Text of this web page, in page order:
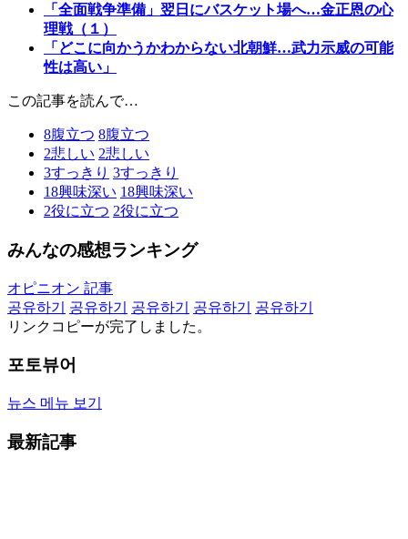
「全面戦争準備」翌日にバスケット場へ…金正恩の心
理戦（１）
「どこに向かうかわからない北朝鮮…武力示威の可能
性は高い」
この記事を読んで…
8腹立つ 8腹立つ
2悲しい 2悲しい
3すっきり 3すっきり
18興味深い 18興味深い
2役に立つ 2役に立つ
みんなの感想ランキング
オピニオン 記事
공유하기
공유하기 공유하기 공유하기
공유하기
リンクコピーが完了しました。
포토뷰어
뉴스 메뉴 보기
最新記事